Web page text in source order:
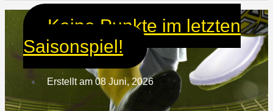
Keine Punkte im letzten
Saisonspiel!
Erstellt am 08 Juni, 2026